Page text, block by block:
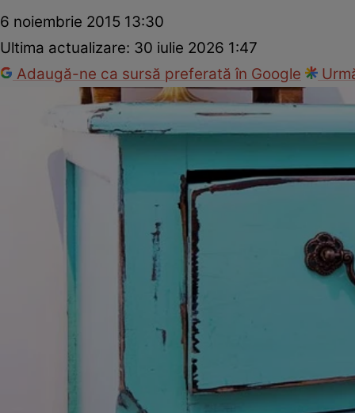
6 noiembrie 2015 13:30
Ultima actualizare: 30 iulie 2026 1:47
Adaugă-ne ca sursă preferată în Google